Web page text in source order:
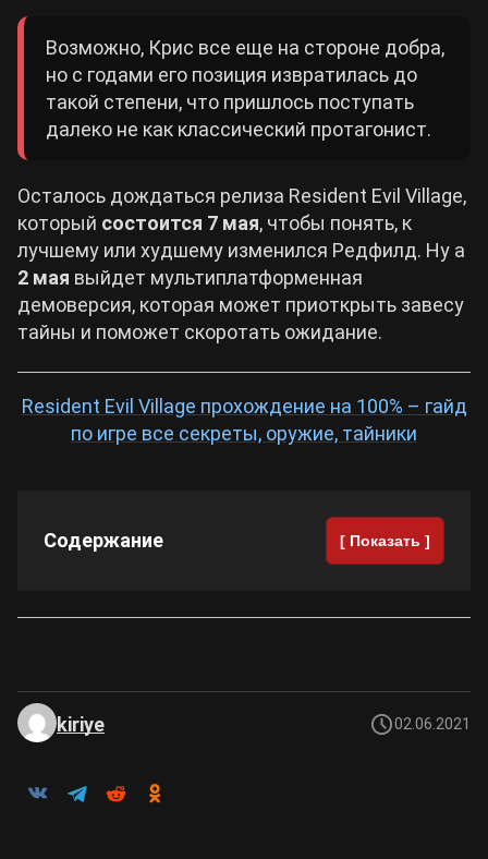
Возможно, Крис все еще на стороне добра,
но с годами его позиция извратилась до
такой степени, что пришлось поступать
далеко не как классический протагонист.
Осталось дождаться релиза Resident Evil Village,
который состоится 7 мая, чтобы понять, к
лучшему или худшему изменился Редфилд. Ну а
2 мая выйдет мультиплатформенная
демоверсия, которая может приоткрыть завесу
тайны и поможет скоротать ожидание.
Resident Evil Village прохождение на 100% – гайд
по игре все секреты, оружие, тайники
Содержание [ Показать ]
kiriye 02.06.2021